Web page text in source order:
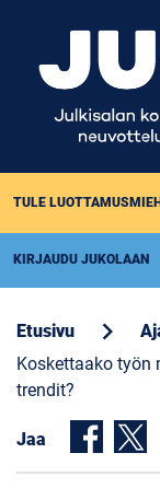
TULE
KIRJAUDU JUKOLAAN
Etusivu chevron_right
Koskettaako työn
trendit?
Jaa